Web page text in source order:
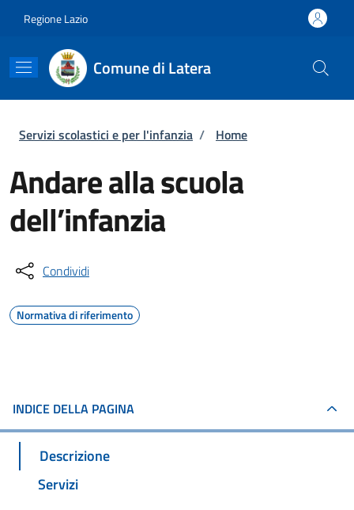
Regione Lazio
Comune di Latera
Briciole di pane
Servizi scolastici e per l'infanzia / Home
Andare alla scuola
dell’infanzia
Condividi
Normativa di riferimento
INDICE DELLA PAGINA
Descrizione
Servizi